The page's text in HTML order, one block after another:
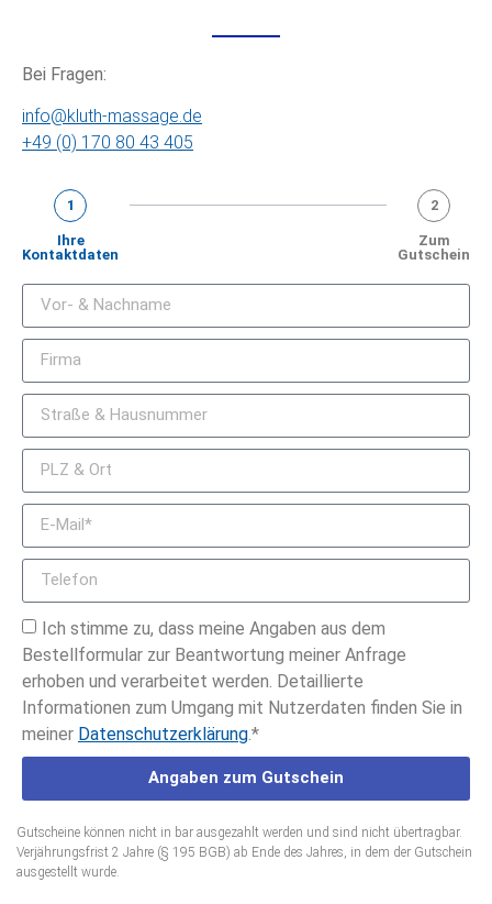
Bei Fragen:
info@kluth-massage.de
+49 (0) 170 80 43 405
1
Ihre
Kontaktdaten
2
Zum
Gutschein
Ich stimme zu, dass meine Angaben aus dem
Bestellformular zur Beantwortung meiner Anfrage
erhoben und verarbeitet werden. Detaillierte
Informationen zum Umgang mit Nutzerdaten finden Sie in
meiner Datenschutzerklärung.*
Angaben zum Gutschein
Gutscheine können nicht in bar ausgezahlt werden und sind nicht übertragbar.
Verjährungsfrist 2 Jahre (§ 195 BGB) ab Ende des Jahres, in dem der Gutschein
ausgestellt wurde.